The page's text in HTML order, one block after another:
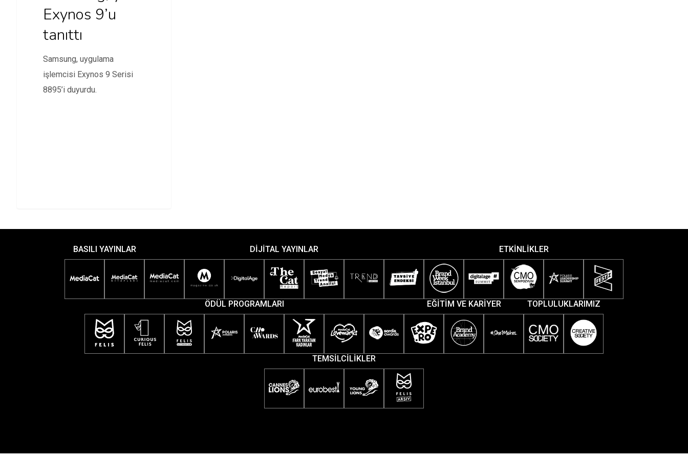
Exynos 9’u
tanıttı
Samsung, uygulama
işlemcisi Exynos 9 Serisi
8895’i duyurdu.
BASILI YAYINLAR DİJİTAL YAYINLAR ETKİNLİKLER
ÖDÜL PROGRAMLARI EĞİTİM VE KARİYER TOPLULUKLARIMIZ
TEMSİLCİLİKLER